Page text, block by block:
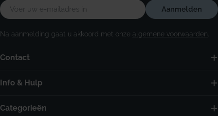
Contact
Info & Hulp
Categorieën
E-
mail
Aanmelden
Na aanmelding gaat u akkoord met onze algemene voorwaarden